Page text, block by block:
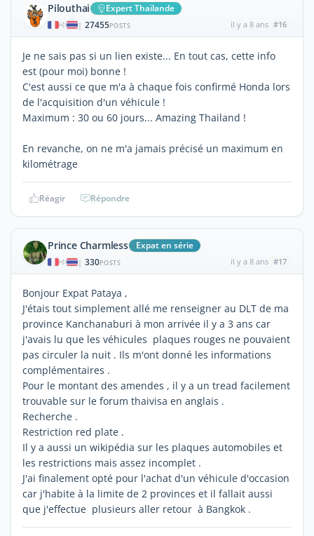
Pilouthai Expert Thaïlande
| 27455POSTS il y a 8 ans #16
Je ne sais pas si un lien existe... En tout cas, cette info
est (pour moi) bonne !
C'est aussi ce que m'a à chaque fois confirmé Honda lors
de l'acquisition d'un véhicule !
Maximum : 30 ou 60 jours... Amazing Thailand !
En revanche, on ne m'a jamais précisé un maximum en
kilométrage
Réagir Répondre
Prince Charmless Expat en série
| 330POSTS il y a 8 ans #17
Bonjour Expat Pataya ,
J'étais tout simplement allé me renseigner au DLT de ma
province Kanchanaburi à mon arrivée il y a 3 ans car
j'avais lu que les véhicules plaques rouges ne pouvaient
pas circuler la nuit . Ils m'ont donné les informations
complémentaires .
Pour le montant des amendes , il y a un tread facilement
trouvable sur le forum thaivisa en anglais .
Recherche .
Restriction red plate .
Il y a aussi un wikipédia sur les plaques automobiles et
les restrictions mais assez incomplet .
J'ai finalement opté pour l'achat d'un véhicule d'occasion
car j'habite à la limite de 2 provinces et il fallait aussi
que j'effectue plusieurs aller retour à Bangkok .